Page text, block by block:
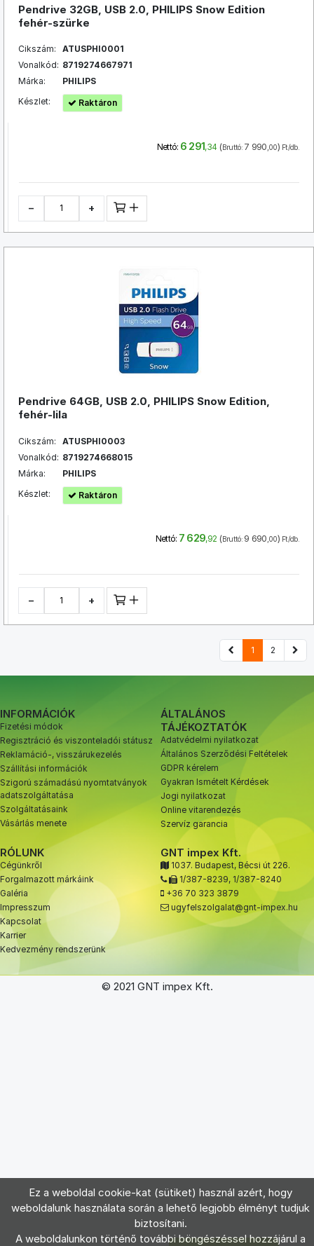
Pendrive 32GB, USB 2.0, PHILIPS Snow Edition
fehér-szürke
Cikszám:
ATUSPHI0001
Vonalkód: 8719274667971
Márka:
PHILIPS
Készlet:
Raktáron
Nettó: 6 291,34 (Bruttó: 7 990,00) Ft/db.
− +
Pendrive 64GB, USB 2.0, PHILIPS Snow Edition,
fehér-lila
Cikszám:
ATUSPHI0003
Vonalkód: 8719274668015
Márka:
PHILIPS
Készlet:
Raktáron
Nettó: 7 629,92 (Bruttó: 9 690,00) Ft/db.
− +
1 2
INFORMÁCIÓK
Fizetési módok
Regisztráció és viszonteladói státusz
Reklamáció-, visszárukezelés
Szállítási információk
Szigorú számadású nyomtatványok
adatszolgáltatása
Szolgáltatásaink
Vásárlás menete
ÁLTALÁNOS
TÁJÉKOZTATÓK
Adatvédelmi nyilatkozat
Általános Szerződési Feltételek
GDPR kérelem
Gyakran Ismételt Kérdések
Jogi nyilatkozat
Online vitarendezés
Szervíz garancia
RÓLUNK
Cégünkről
Forgalmazott márkáink
Galéria
Impresszum
Kapcsolat
Karrier
Kedvezmény rendszerünk
GNT impex Kft.
1037. Budapest, Bécsi út 226.
1/387-8239, 1/387-8240
+36 70 323 3879
ugyfelszolgalat@gnt-impex.hu
© 2021 GNT impex Kft.
Ez a weboldal cookie-kat (sütiket) használ azért, hogy
weboldalunk használata során a lehető legjobb élményt tudjuk
biztosítani.
A weboldalunkon történő további böngészéssel hozzájárul a